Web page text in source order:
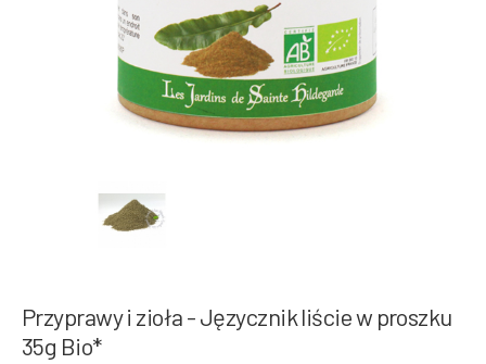
Przyprawy i zioła - Języcznik liście w proszku
35g Bio*